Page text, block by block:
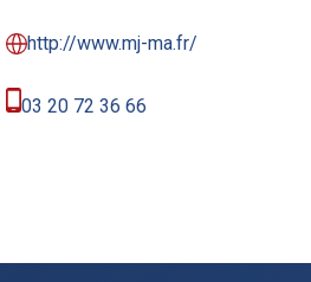
http://www.mj-ma.fr/
03 20 72 36 66